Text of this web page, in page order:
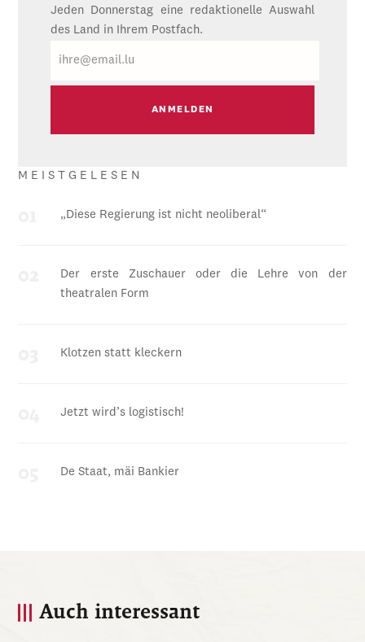
Jeden Donnerstag eine redaktionelle Auswahl
des Land in Ihrem Postfach.
Mail
MEISTGELESEN
„Diese Regierung ist nicht neoliberal“
Der erste Zuschauer oder die Lehre von der
theatralen Form
Klotzen statt kleckern
Jetzt wird’s logistisch!
De Staat, mäi Bankier
Auch interessant